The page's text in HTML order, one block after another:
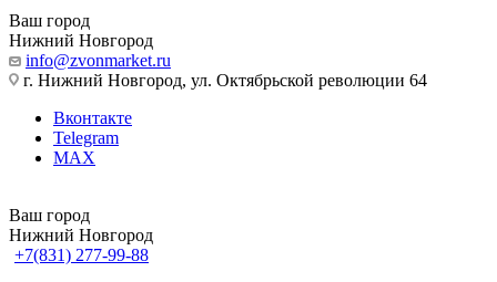
Ваш город
Нижний Новгород
info@zvonmarket.ru
г. Нижний Новгород, ул. Октябрьской революции 64
Вконтакте
Telegram
MAX
Ваш город
Нижний Новгород
+7(831) 277-99-88